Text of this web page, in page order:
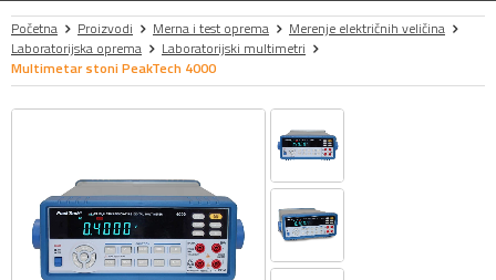
Početna Proizvodi Merna i test oprema
Merenje električnih veličina
Laboratorijska oprema
Laboratorijski multimetri
Multimetar stoni PeakTech 4000